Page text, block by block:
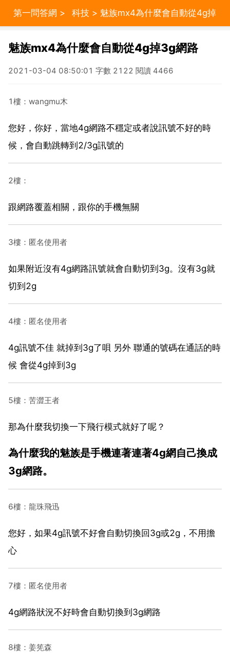
第一問答網 > 科技 > 魅族mx4為什麼會自動從4g掉
魅族mx4為什麼會自動從4g掉3g網路
2021-03-04 08:50:01 字數 2122 閱讀 4466
1樓：wangmu木
您好，你好，當地4g網路不穩定或者說訊號不好的時
候，會自動跳轉到2/3g訊號的
2樓：
跟網路覆蓋相關，跟你的手機無關
3樓：匿名使用者
如果附近沒有4g網路訊號就會自動切到3g。沒有3g就
切到2g
4樓：匿名使用者
4g訊號不佳 就掉到3g了唄 另外 聯通的號碼在通話的時
候 會從4g掉到3g
5樓：苦澀王者
那為什麼我切換一下飛行模式就好了呢？
為什麼我的魅族是手機連著連著4g網自己換成
3g網路。
6樓：龍珠飛迅
您好，如果4g訊號不好會自動切換回3g或2g，不用擔
心
7樓：匿名使用者
4g網路狀況不好時會自動切換到3g網路
8樓：姜筅森